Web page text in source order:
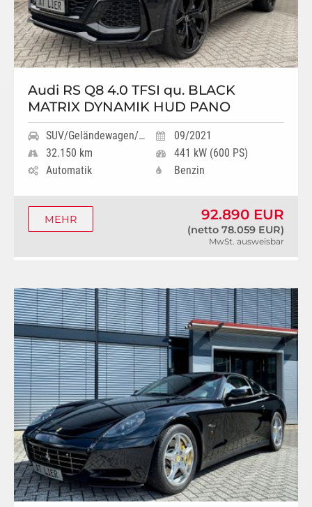
Audi RS Q8 4.0 TFSI qu. BLACK
MATRIX DYNAMIK HUD PANO
SUV/Geländewagen/Pickup
09/2021
32.150 km
441 kW (600 PS)
Automatik
Benzin
92.890 EUR
(netto 78.059 EUR)
MwSt. ausweisbar
MEHR